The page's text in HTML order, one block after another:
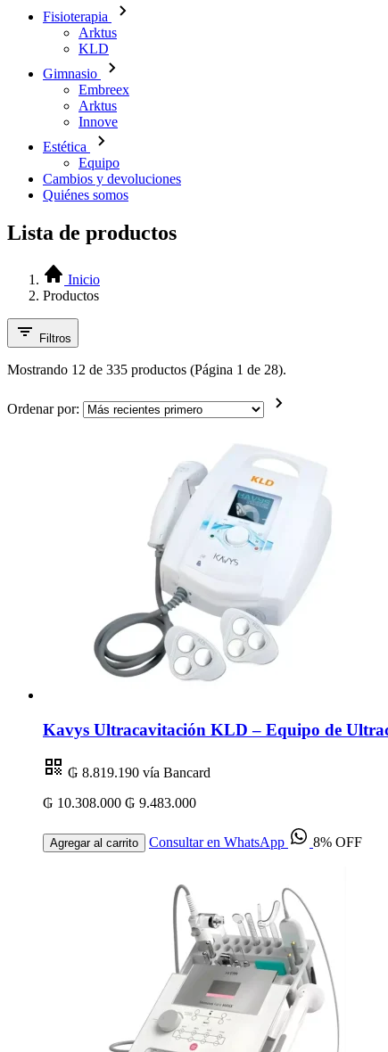
Fisioterapia
Arktus
KLD
Gimnasio
Embreex
Arktus
Innove
Estética
Equipo
Cambios y devoluciones
Quiénes somos
Lista de productos
Inicio
Productos
Filtros
Mostrando 12 de 335 productos (Página 1 de 28).
Ordenar por:
Kavys Ultracavitación KLD – Equipo de
₲ 8.819.190 vía Bancard
₲ 10.308.000 ₲ 9.483.000
Agregar al carrito Consultar en WhatsApp 8% OFF